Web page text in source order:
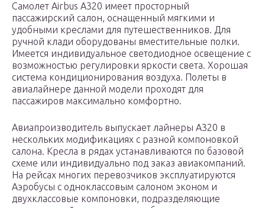
Самолет Airbus А320 имеет просторный
пассажирский салон, оснащенный мягкими и
удобными креслами для путешественников. Для
ручной клади оборудованы вместительные полки.
Имеется индивидуальное светодиодное освещение с
возможностью регулировки яркости света. Хорошая
система кондиционирования воздуха. Полеты в
авиалайнере данной модели проходят для
пассажиров максимально комфортно.
Авиапроизводитель выпускает лайнеры А320 в
нескольких модификациях с разной компоновкой
салона. Кресла в рядах устанавливаются по базовой
схеме или индивидуально под заказ авиакомпаний.
На рейсах многих перевозчиков эксплуатируются
Аэробусы с одноклассовым салоном эконом и
двухклассовые компоновки, подразделяющие